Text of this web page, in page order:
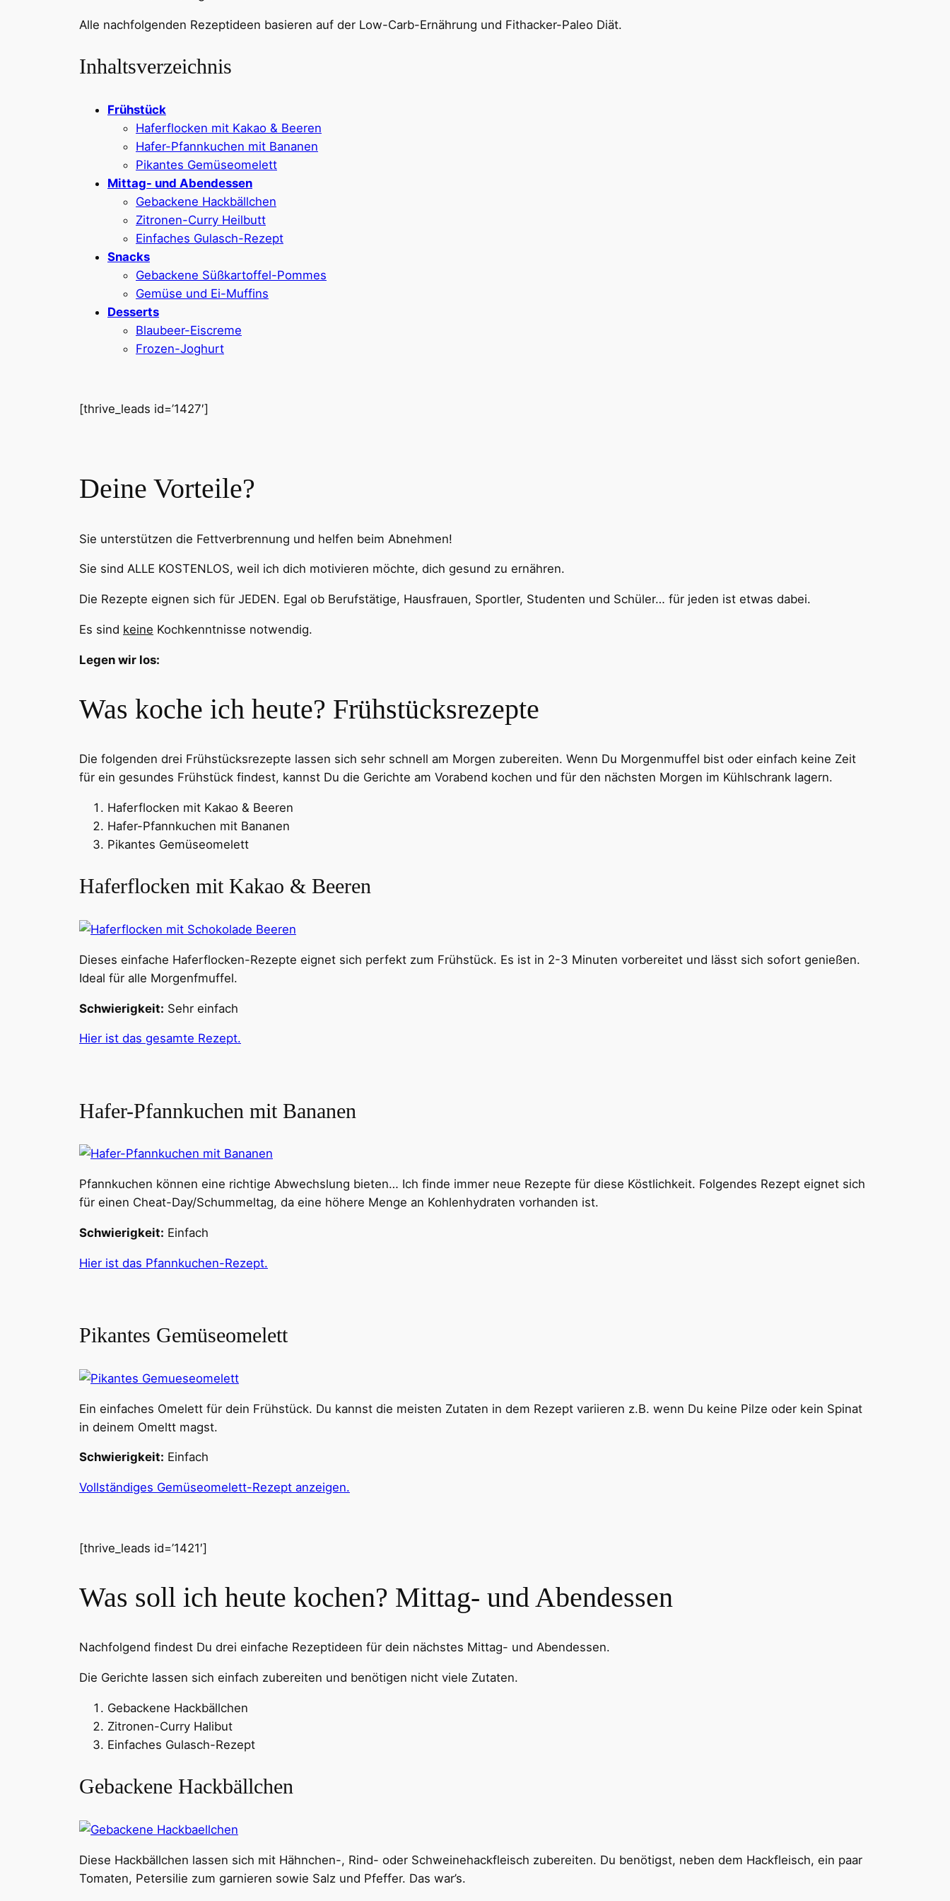
Alle nachfolgenden Rezeptideen basieren auf der Low-Carb-Ernährung und Fithacker-Paleo Diät.
Inhaltsverzeichnis
Frühstück
Haferflocken mit Kakao & Beeren
Hafer-Pfannkuchen mit Bananen
Pikantes Gemüseomelett
Mittag- und Abendessen
Gebackene Hackbällchen
Zitronen-Curry Heilbutt
Einfaches Gulasch-Rezept
Snacks
Gebackene Süßkartoffel-Pommes
Gemüse und Ei-Muffins
Desserts
Blaubeer-Eiscreme
Frozen-Joghurt
[thrive_leads id=’1427′]
Deine Vorteile?
Sie unterstützen die Fettverbrennung und helfen beim Abnehmen!
Sie sind ALLE KOSTENLOS, weil ich dich motivieren möchte, dich gesund zu ernähren.
Die Rezepte eignen sich für JEDEN. Egal ob Berufstätige, Hausfrauen, Sportler, Studenten und Schüler… für jeden ist etwas dabei.
Es sind keine Kochkenntnisse notwendig.
Legen wir los:
Was koche ich heute? Frühstücksrezepte
Die folgenden drei Frühstücksrezepte lassen sich sehr schnell am Morgen zubereiten. Wenn Du Morgenmuffel bist oder einfach keine Zeit
für ein gesundes Frühstück findest, kannst Du die Gerichte am Vorabend kochen und für den nächsten Morgen im Kühlschrank lagern.
Haferflocken mit Kakao & Beeren
Hafer-Pfannkuchen mit Bananen
Pikantes Gemüseomelett
Haferflocken mit Kakao & Beeren
Dieses einfache Haferflocken-Rezepte eignet sich perfekt zum Frühstück. Es ist in 2-3 Minuten vorbereitet und lässt sich sofort genießen.
Ideal für alle Morgenfmuffel.
Schwierigkeit: Sehr einfach
Hier ist das gesamte Rezept.
Hafer-Pfannkuchen mit Bananen
Pfannkuchen können eine richtige Abwechslung bieten… Ich finde immer neue Rezepte für diese Köstlichkeit. Folgendes Rezept eignet sich
für einen Cheat-Day/Schummeltag, da eine höhere Menge an Kohlenhydraten vorhanden ist.
Schwierigkeit: Einfach
Hier ist das Pfannkuchen-Rezept.
Pikantes Gemüseomelett
Ein einfaches Omelett für dein Frühstück. Du kannst die meisten Zutaten in dem Rezept variieren z.B. wenn Du keine Pilze oder kein Spinat
in deinem Omeltt magst.
Schwierigkeit: Einfach
Vollständiges Gemüseomelett-Rezept anzeigen.
[thrive_leads id=’1421′]
Was soll ich heute kochen? Mittag- und Abendessen
Nachfolgend findest Du drei einfache Rezeptideen für dein nächstes Mittag- und Abendessen.
Die Gerichte lassen sich einfach zubereiten und benötigen nicht viele Zutaten.
Gebackene Hackbällchen
Zitronen-Curry Halibut
Einfaches Gulasch-Rezept
Gebackene Hackbällchen
Diese Hackbällchen lassen sich mit Hähnchen-, Rind- oder Schweinehackfleisch zubereiten. Du benötigst, neben dem Hackfleisch, ein paar
Tomaten, Petersilie zum garnieren sowie Salz und Pfeffer. Das war’s.